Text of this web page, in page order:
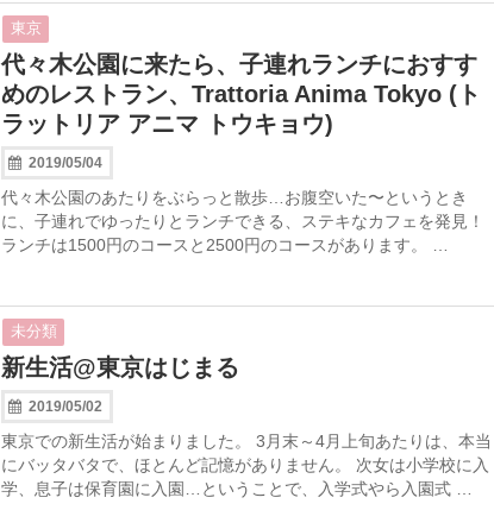
東京
代々木公園に来たら、子連れランチにおすす
めのレストラン、Trattoria Anima Tokyo (ト
ラットリア アニマ トウキョウ)
2019/05/04
代々木公園のあたりをぶらっと散歩…お腹空いた〜というとき
に、子連れでゆったりとランチできる、ステキなカフェを発見！
ランチは1500円のコースと2500円のコースがあります。 …
未分類
新生活@東京はじまる
2019/05/02
東京での新生活が始まりました。 3月末～4月上旬あたりは、本当
にバッタバタで、ほとんど記憶がありません。 次女は小学校に入
学、息子は保育園に入園…ということで、入学式やら入園式 …